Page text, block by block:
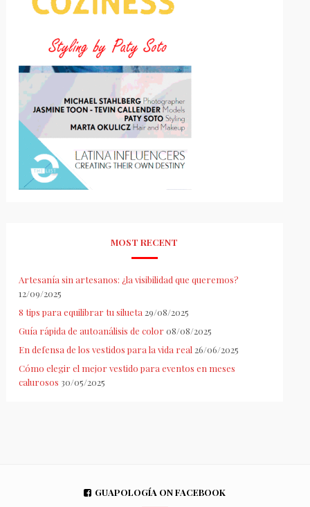
MOST RECENT
Artesanía sin artesanos: ¿la visibilidad que queremos?
12/09/2025
8 tips para equilibrar tu silueta 29/08/2025
Guía rápida de autoanálisis de color 08/08/2025
En defensa de los vestidos para la vida real 26/06/2025
Cómo elegir el mejor vestido para eventos en meses
calurosos 30/05/2025
GUAPOLOGÍA ON FACEBOOK